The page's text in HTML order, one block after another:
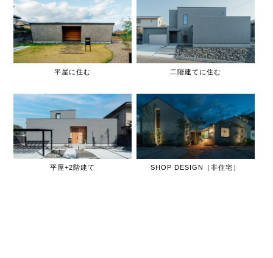
平屋に住む 二階建てに住む
平屋+2階建て SHOP DESIGN（非住宅）